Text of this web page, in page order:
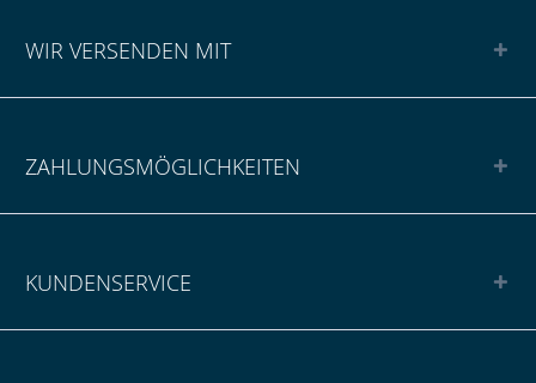
WIR VERSENDEN MIT
ZAHLUNGSMÖGLICHKEITEN
KUNDENSERVICE